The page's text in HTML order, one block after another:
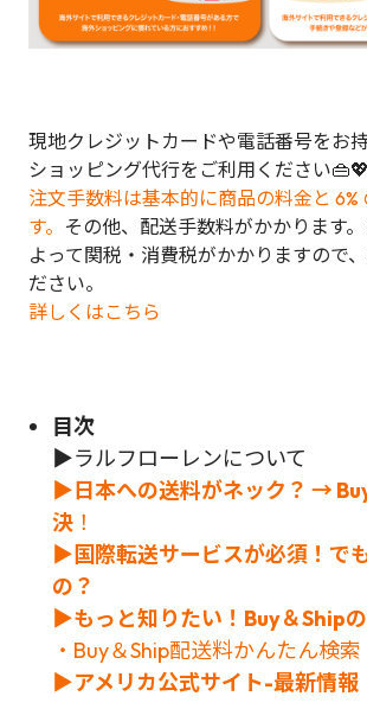
現地クレジットカードや電話番号をお
ショッピング代行をご利用ください👜💖
注文手数料は基本的に商品の料金と 6%
す。 その他、配送手数料がかかります
よって関税・消費税がかかりますので
ださい。
詳しくはこちら
目次
▶ラルフローレンについて
▶日本への送料がネック？ →
決 ！
▶国際転送サービスが必須！で
の？
▶もっと知りたい！Buy＆Ship
・Buy＆Ship配送料かんたん検索
▶アメリカ公式サイト-最新情報